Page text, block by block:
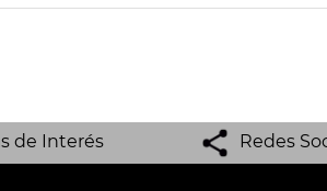
de Interés Redes